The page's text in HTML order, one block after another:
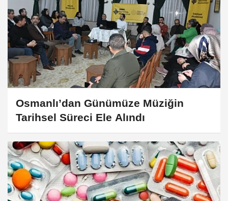
Osmanlı’dan Günümüze Müziğin
Tarihsel Süreci Ele Alındı